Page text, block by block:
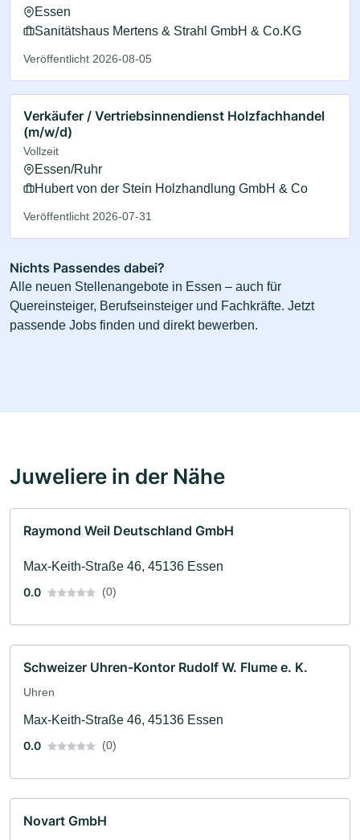
Essen
Sanitätshaus Mertens & Strahl GmbH & Co.KG
Veröffentlicht 2026-08-05
Verkäufer / Vertriebsinnendienst Holzfachhandel
(m/w/d)
Vollzeit
Essen/Ruhr
Hubert von der Stein Holzhandlung GmbH & Co
Veröffentlicht 2026-07-31
Nichts Passendes dabei?
Alle neuen Stellenangebote in Essen – auch für
Quereinsteiger, Berufseinsteiger und Fachkräfte. Jetzt
passende Jobs finden und direkt bewerben.
Juweliere in der Nähe
Raymond Weil Deutschland GmbH
Max-Keith-Straße 46, 45136 Essen
0.0
(0)
Schweizer Uhren-Kontor Rudolf W. Flume e. K.
Uhren
Max-Keith-Straße 46, 45136 Essen
0.0
(0)
Novart GmbH